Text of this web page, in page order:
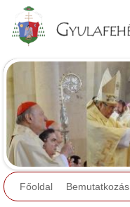
Főoldal Bemutatkozás